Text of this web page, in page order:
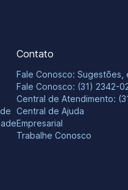
Contato
Fale Conosco: Sugestões,
Fale Conosco: (31) 2342-
Central de Atendimento:
Central de Ajuda
Empresarial
Trabalhe Conosco